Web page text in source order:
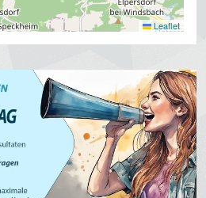
Leaflet